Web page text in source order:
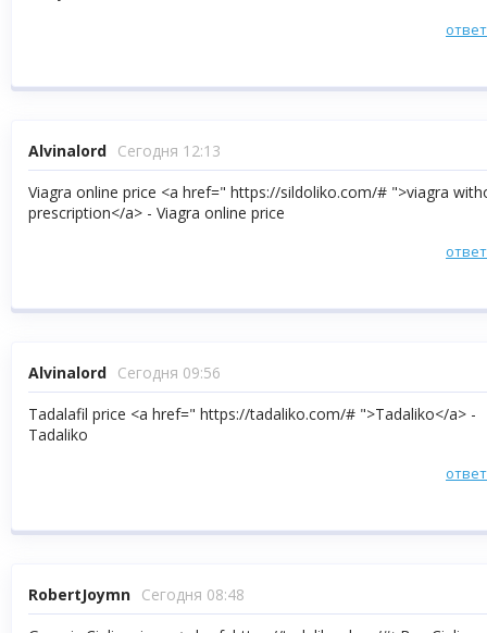
Alvinalord Сегодня 12:13
Viagra online price <a href=" https://sildoliko.com/# ">viagra
prescription</a> - Viagra online price
Alvinalord Сегодня 09:56
Tadalafil price <a href=" https://tadaliko.com/# ">Tadaliko</a> -
Tadaliko
RobertJoymn Сегодня 08:48